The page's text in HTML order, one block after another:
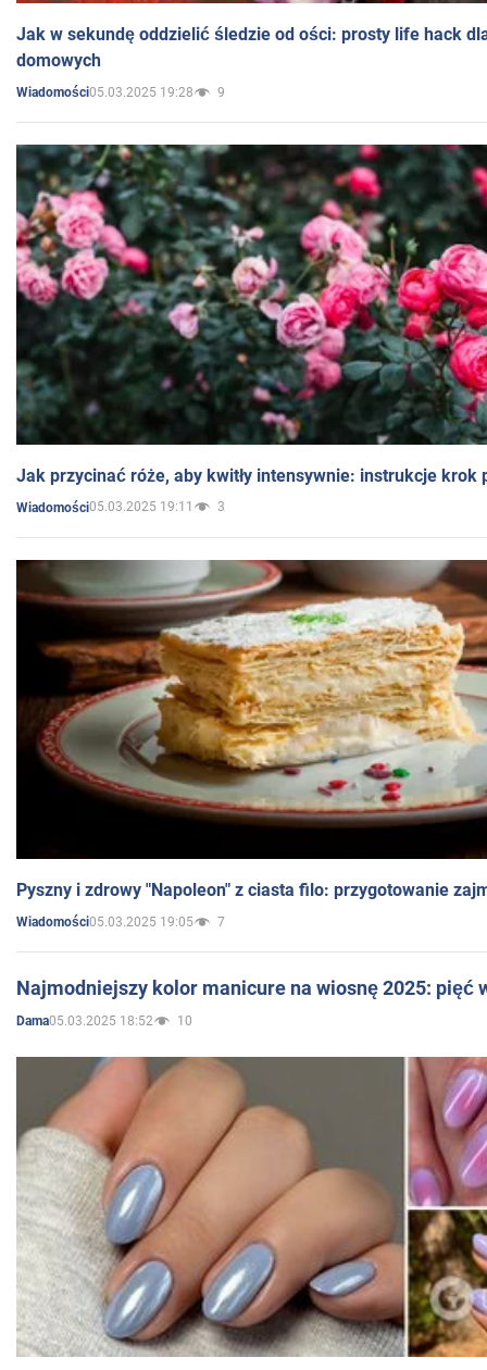
Jak w sekundę oddzielić śledzie od ości: prosty life hack
domowych
Wiadomości05.03.2025 19:28 9
Jak przycinać róże, aby kwitły intensywnie: instrukcje krok
Wiadomości05.03.2025 19:11 3
Pyszny i zdrowy "Napoleon" z ciasta filo: przygotowanie
Wiadomości05.03.2025 19:05 7
Najmodniejszy kolor manicure na wiosnę 2025: pięć
Dama05.03.2025 18:52 10